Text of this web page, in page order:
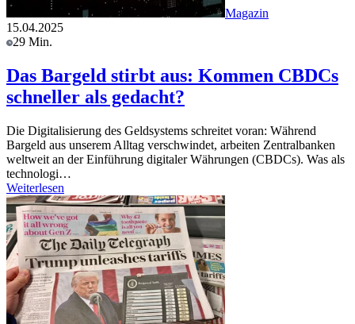
Magazin
15.04.2025
29 Min.
Das Bargeld stirbt aus: Kommen CBDCs
schneller als gedacht?
Die Digitalisierung des Geldsystems schreitet voran: Während
Bargeld aus unserem Alltag verschwindet, arbeiten Zentralbanken
weltweit an der Einführung digitaler Währungen (CBDCs). Was als
technologi…
Weiterlesen